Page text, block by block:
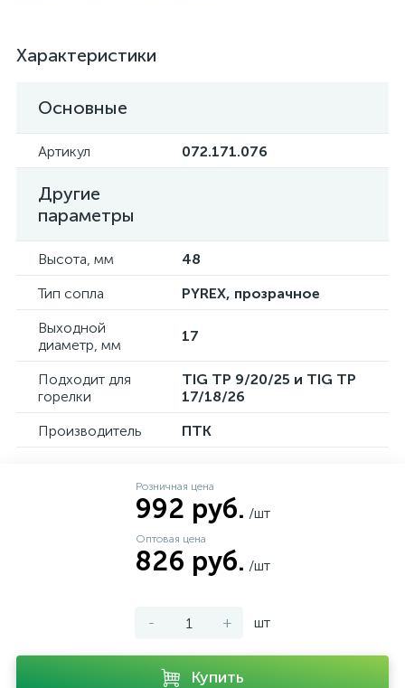
Характеристики
Основные
Артикул 072.171.076
Другие
параметры
Высота, мм
48
Тип сопла
PYREX, прозрачное
Выходной
диаметр, мм
17
Подходит для
горелки
TIG TP 9/20/25 и TIG TP
17/18/26
Производитель
ПТК
Розничная цена
992 руб. /шт
Оптовая цена
826 руб. /шт
- + шт
Купить